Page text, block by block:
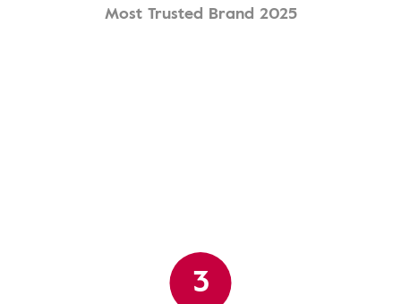
Most Trusted Brand 2025
3